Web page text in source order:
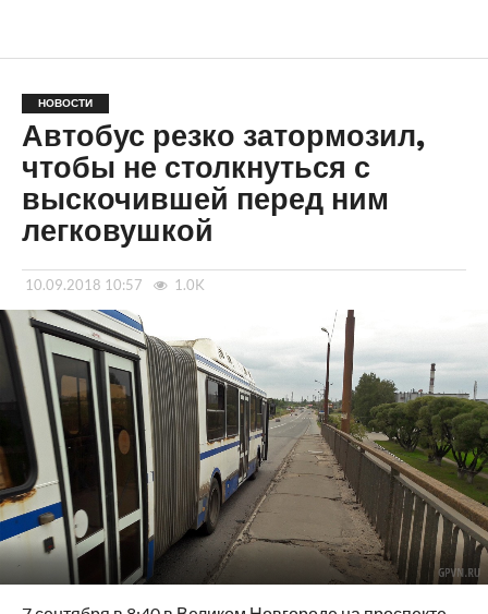
НОВОСТИ
Автобус резко затормозил,
чтобы не столкнуться с
выскочившей перед ним
легковушкой
10.09.2018 10:57 1.0K